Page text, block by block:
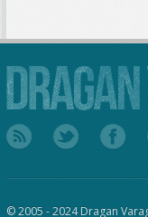
© 2005 - 2024 Dragan